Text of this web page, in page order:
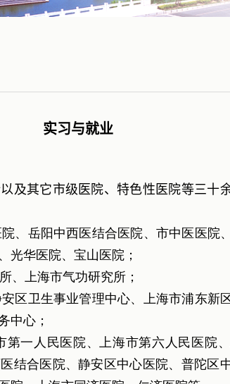
实习与就业
其它市级医院、特色性医院等三十
、岳阳中西医结合医院、市中医医院
光华医院、宝山医院；
、上海市气功研究所；
区卫生事业管理中心、上海市浦东新
中心；
一人民医院、上海市第六人民医院
结合医院、静安区中心医院、普陀区